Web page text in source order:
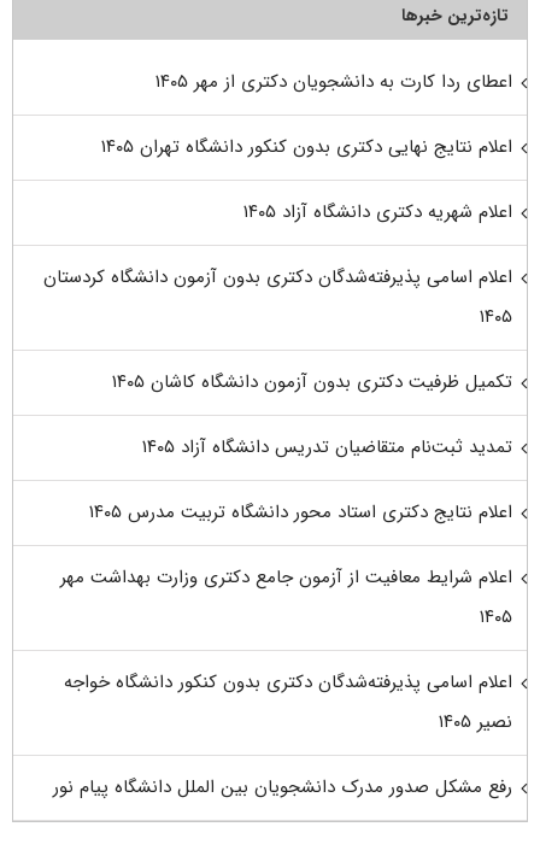
تازه‌ترین خبرها
اعطای ردا کارت به دانشجویان دکتری از مهر ۱۴۰۵
اعلام نتایج نهایی دکتری بدون کنکور دانشگاه تهران ۱۴۰۵
اعلام شهریه دکتری دانشگاه آزاد ۱۴۰۵
اعلام اسامی پذیرفته‌شدگان دکتری بدون آزمون دانشگاه کردستان
۱۴۰۵
تکمیل ظرفیت دکتری بدون آزمون دانشگاه کاشان ۱۴۰۵
تمدید ثبت‌نام متقاضیان تدریس دانشگاه آزاد ۱۴۰۵
اعلام نتایج دکتری استاد محور دانشگاه تربیت مدرس ۱۴۰۵
اعلام شرایط معافیت از آزمون جامع دکتری وزارت بهداشت مهر
۱۴۰۵
اعلام اسامی پذیرفته‌شدگان دکتری بدون کنکور دانشگاه خواجه
نصیر ۱۴۰۵
رفع مشکل صدور مدرک دانشجویان بین الملل دانشگاه پیام نور